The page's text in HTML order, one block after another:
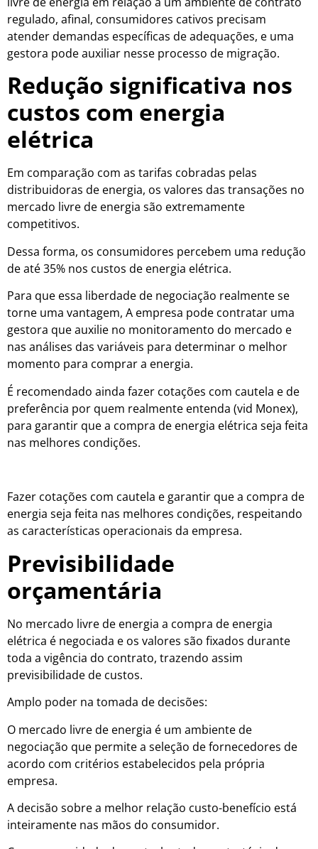
regulado, afinal, consumidores cativos precisam
atender demandas específicas de adequações, e uma
gestora pode auxiliar nesse processo de migração.
Redução significativa nos
custos com energia
elétrica
Em comparação com as tarifas cobradas pelas
distribuidoras de energia, os valores das transações no
mercado livre de energia são extremamente
competitivos.
Dessa forma, os consumidores percebem uma redução
de até 35% nos custos de energia elétrica.
Para que essa liberdade de negociação realmente se
torne uma vantagem, A empresa pode contratar uma
gestora que auxilie no monitoramento do mercado e
nas análises das variáveis para determinar o melhor
momento para comprar a energia.
É recomendado ainda fazer cotações com cautela e de
preferência por quem realmente entenda (vid Monex),
para garantir que a compra de energia elétrica seja feita
nas melhores condições.
Fazer cotações com cautela e garantir que a compra de
energia seja feita nas melhores condições, respeitando
as características operacionais da empresa.
Previsibilidade
orçamentária
No mercado livre de energia a compra de energia
elétrica é negociada e os valores são fixados durante
toda a vigência do contrato, trazendo assim
previsibilidade de custos.
Amplo poder na tomada de decisões:
O mercado livre de energia é um ambiente de
negociação que permite a seleção de fornecedores de
acordo com critérios estabelecidos pela própria
empresa.
A decisão sobre a melhor relação custo-benefício está
inteiramente nas mãos do consumidor.